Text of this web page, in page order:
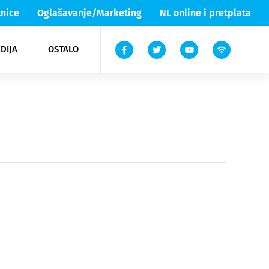
Oglašavanje/Marketing NL online i pretplata
OSTALO
Lika & Senj
TV